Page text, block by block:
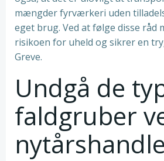
mængder fyrværkeri uden
eget brug. Ved at følge disse råd
risikoen for uheld og sikrer en
Greve.
Undgå de
faldgruber